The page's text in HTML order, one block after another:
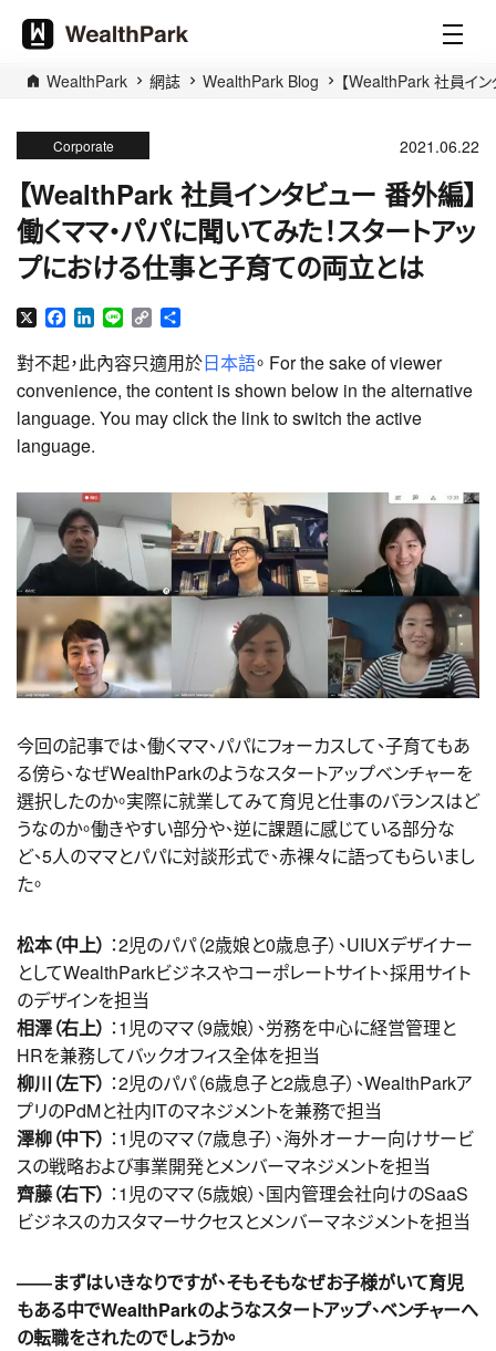
WealthPark 網誌 WealthPark Blog 【WealthPark 社員イ
Corporate 2021.06.22
【WealthPark 社員インタビュー 番外編】
働くママ・パパに聞いてみた！スタートアッ
プにおける仕事と子育ての両立とは
X Facebook
LinkedIn
Line Copy
對不起，此內容只適用於日本語。 For the sake of viewer
convenience, the content is shown below in the alternative
language. You may click the link to switch the active
language.
今回の記事では、働くママ、パパにフォーカスして、子育てもあ
る傍ら、なぜWealthParkのようなスタートアップベンチャーを
選択したのか。実際に就業してみて育児と仕事のバランスはど
うなのか。働きやすい部分や、逆に課題に感じている部分な
ど、5人のママとパパに対談形式で、赤裸々に語ってもらいまし
た。
松本（中上） ：2児のパパ（2歳娘と0歳息子）、UIUXデザイナー
としてWealthParkビジネスやコーポレートサイト、採用サイト
のデザインを担当
相澤（右上） ：1児のママ（9歳娘）、労務を中心に経営管理と
HRを兼務してバックオフィス全体を担当
柳川（左下） ：2児のパパ（6歳息子と2歳息子）、WealthParkア
プリのPdMと社内ITのマネジメントを兼務で担当
澤柳（中下） ：1児のママ（7歳息子）、海外オーナー向けサービ
スの戦略および事業開発とメンバーマネジメントを担当
齊藤（右下） ：1児のママ（5歳娘）、国内管理会社向けのSaaS
ビジネスのカスタマーサクセスとメンバーマネジメントを担当
――まずはいきなりですが、そもそもなぜお子様がいて育児
もある中でWealthParkのようなスタートアップ、ベンチャーへ
の転職をされたのでしょうか。